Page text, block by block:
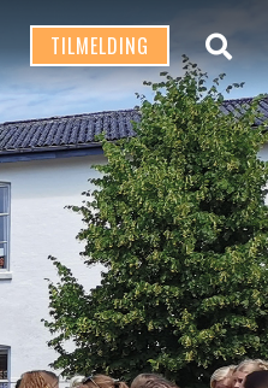
TILMELDING